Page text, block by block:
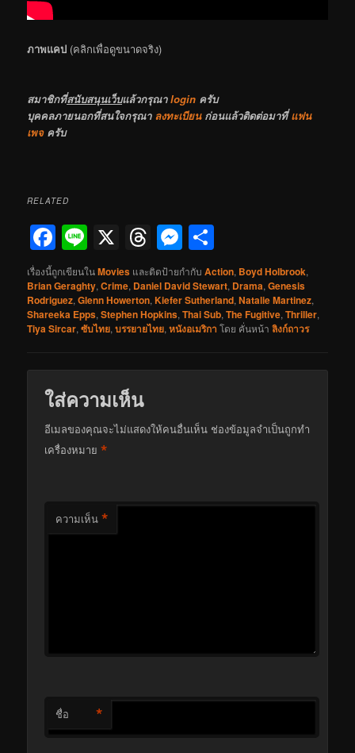
ภาพแคป (คลิกเพื่อดูขนาดจริง)
สมาชิกที่สนับสนุนเว็บแล้วกรุณาlogin ครับ
บุคคลภายนอกที่สนใจกรุณา ลงทะเบียนก่อนแล้วติดต่อมาที่แฟน
เพจครับ
RELATED
Facebook
Line
X Threads
Messenger
เรื่องนี้ถูกเขียนในMovies และติดป้ายกำกับAction, Boyd Holbrook,
Brian Geraghty,Crime, Daniel David Stewart, Drama,Genesis
Rodriguez,Glenn Howerton,Kiefer Sutherland,Natalie Martinez,
Shareeka Epps,Stephen Hopkins,Thai Sub,The Fugitive,Thriller,
Tiya Sircar,ซับไทย,บรรยายไทย,หนังอเมริกา โดย คั่นหน้าลิงก์ถาวร
ใส่ความเห็น
อีเมลของคุณจะไม่แสดงให้คนอื่นเห็น ช่องข้อมูลจำเป็นถูกทำ
เครื่องหมาย*
ความเห็น *
ชื่อ *